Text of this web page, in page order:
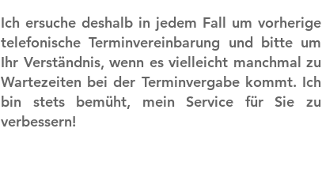
Ich ersuche deshalb in jedem Fall um vorherige
telefonische Terminvereinbarung und bitte um
Ihr Verständnis, wenn es vielleicht manchmal zu
Wartezeiten bei der Terminvergabe kommt. Ich
bin stets bemüht, mein Service für Sie zu
verbessern!